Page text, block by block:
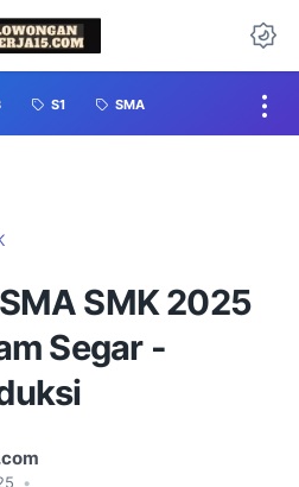
S1 SMA
SMK 2025
Segar -
•